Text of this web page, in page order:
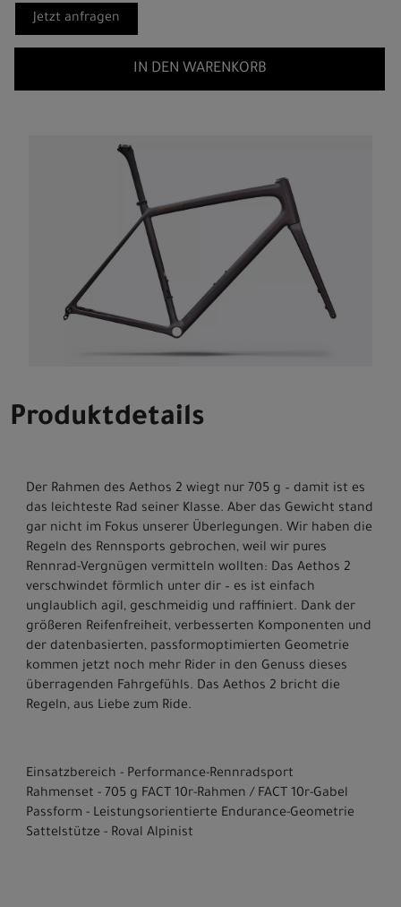
Jetzt anfragen
IN DEN WARENKORB
Produktdetails
Der Rahmen des Aethos 2 wiegt nur 705 g – damit ist es
das leichteste Rad seiner Klasse. Aber das Gewicht stand
gar nicht im Fokus unserer Überlegungen. Wir haben die
Regeln des Rennsports gebrochen, weil wir pures
Rennrad-Vergnügen vermitteln wollten: Das Aethos 2
verschwindet förmlich unter dir – es ist einfach
unglaublich agil, geschmeidig und raffiniert. Dank der
größeren Reifenfreiheit, verbesserten Komponenten und
der datenbasierten, passformoptimierten Geometrie
kommen jetzt noch mehr Rider in den Genuss dieses
überragenden Fahrgefühls. Das Aethos 2 bricht die
Regeln, aus Liebe zum Ride.
Einsatzbereich - Performance-Rennradsport
Rahmenset - 705 g FACT 10r-Rahmen / FACT 10r-Gabel
Passform - Leistungsorientierte Endurance-Geometrie
Sattelstütze - Roval Alpinist